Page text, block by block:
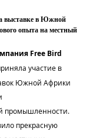
в Южной
опыта на местный
Free Bird
участие в
Южной Африки
промышленности.
прекрасную